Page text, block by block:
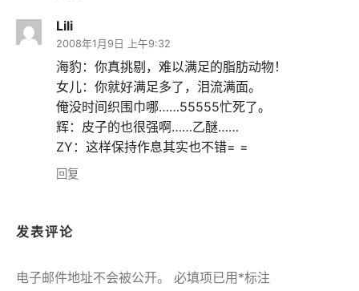
Lili
2008年1月9日 上午9:32
海豹：你真挑剔，难以满足的脂肪动物！
女儿：你就好满足多了，泪流满面。
俺没时间织围巾哪……55555忙死了。
辉：皮子的也很强啊……乙醚……
ZY：这样保持作息其实也不错= =
回复
发表评论
电子邮件地址不会被公开。 必填项已用 *标注